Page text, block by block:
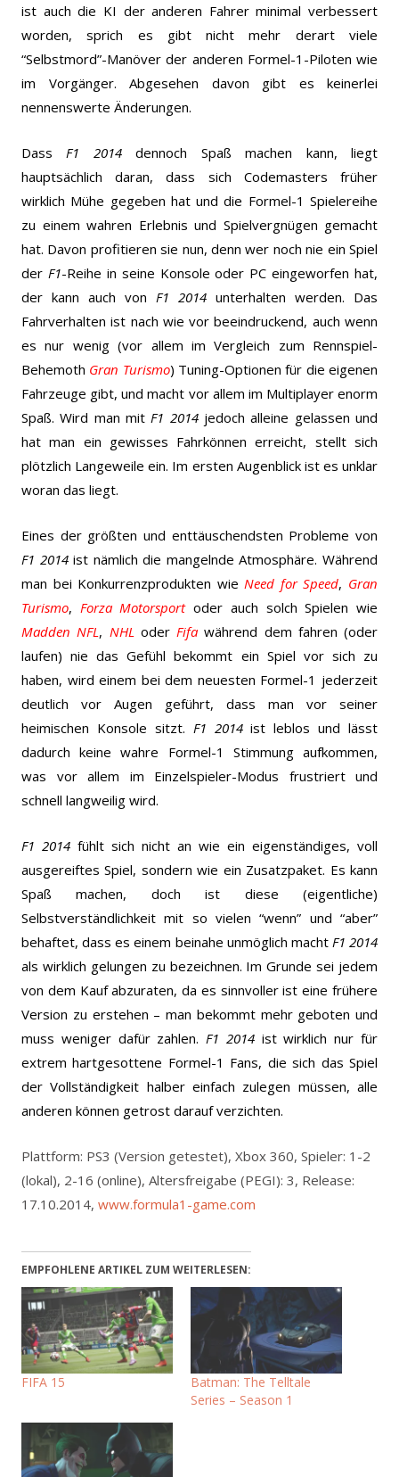
ist auch die KI der anderen Fahrer minimal verbessert
worden, sprich es gibt nicht mehr derart viele
“Selbstmord”-Manöver der anderen Formel-1-Piloten wie
im Vorgänger. Abgesehen davon gibt es keinerlei
nennenswerte Änderungen.
Dass F1 2014dennoch Spaß machen kann, liegt
hauptsächlich daran, dass sich Codemasters früher
wirklich Mühe gegeben hat und die Formel-1 Spielereihe
zu einem wahren Erlebnis und Spielvergnügen gemacht
hat. Davon profitieren sie nun, denn wer noch nie ein Spiel
der F1-Reihe in seine Konsole oder PC eingeworfen hat,
der kann auch von F1 2014 unterhalten werden. Das
Fahrverhalten ist nach wie vor beeindruckend, auch wenn
es nur wenig (vor allem im Vergleich zum Rennspiel-
Behemoth Gran Turismo) Tuning-Optionen für die eigenen
Fahrzeuge gibt, und macht vor allem im Multiplayer enorm
Spaß. Wird man mit F1 2014jedoch alleine gelassen und
hat man ein gewisses Fahrkönnen erreicht, stellt sich
plötzlich Langeweile ein. Im ersten Augenblick ist es unklar
woran das liegt.
Eines der größten und enttäuschendsten Probleme von
F1 2014ist nämlich die mangelnde Atmosphäre. Während
man bei Konkurrenzprodukten wie Need for Speed, Gran
Turismo, Forza Motorsportoder auch solch Spielen wie
Madden NFL , NHL oder Fifa während dem fahren (oder
laufen) nie das Gefühl bekommt ein Spiel vor sich zu
haben, wird einem bei dem neuesten Formel-1 jederzeit
deutlich vor Augen geführt, dass man vor seiner
heimischen Konsole sitzt. F1 2014ist leblos und lässt
dadurch keine wahre Formel-1 Stimmung aufkommen,
was vor allem im Einzelspieler-Modus frustriert und
schnell langweilig wird.
F1 2014 fühlt sich nicht an wie ein eigenständiges, voll
ausgereiftes Spiel, sondern wie ein Zusatzpaket. Es kann
Spaß machen, doch ist diese (eigentliche)
Selbstverständlichkeit mit so vielen “wenn” und “aber”
behaftet, dass es einem beinahe unmöglich macht F1 2014
als wirklich gelungen zu bezeichnen. Im Grunde sei jedem
von dem Kauf abzuraten, da es sinnvoller ist eine frühere
Version zu erstehen – man bekommt mehr geboten und
muss weniger dafür zahlen. F1 2014ist wirklich nur für
extrem hartgesottene Formel-1 Fans, die sich das Spiel
der Vollständigkeit halber einfach zulegen müssen, alle
anderen können getrost darauf verzichten.
Plattform: PS3 (Version getestet), Xbox 360, Spieler: 1-2
(lokal), 2-16 (online), Altersfreigabe (PEGI): 3, Release:
17.10.2014, www.formula1-game.com
EMPFOHLENE ARTIKEL ZUM WEITERLESEN:
FIFA 15
Batman: The Telltale
Series – Season 1